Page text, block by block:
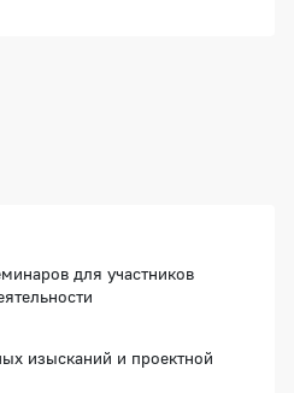
для участников
изысканий и проектной